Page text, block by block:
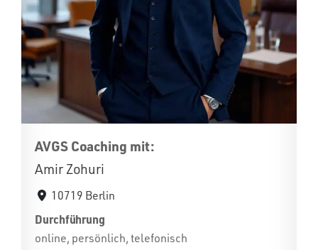
AVGS Coaching mit:
Amir Zohuri
10719 Berlin
Durchführung
online, persönlich, telefonisch